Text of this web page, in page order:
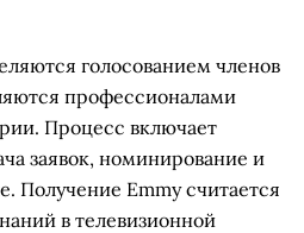
голосованием членов
профессионалами
Процесс включает
заявок, номинирование и
Получение Emmy считается
в телевизионной